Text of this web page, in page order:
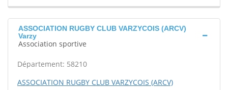
ASSOCIATION RUGBY CLUB VARZYCOIS (ARCV)
Varzy
Association sportive
Département: 58210
ASSOCIATION RUGBY CLUB VARZYCOIS (ARCV)